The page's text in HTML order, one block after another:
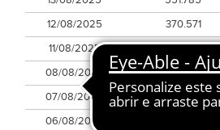
12/08/2025
370.571
11/08/2025
342.011
08/08/2025
739.454
07/08/2025
780.539
06/08/2025